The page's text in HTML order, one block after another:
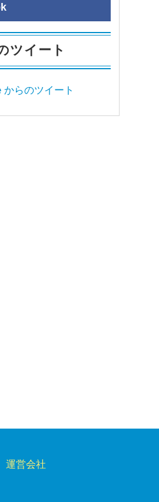
ツイート
からのツイート
運営会社